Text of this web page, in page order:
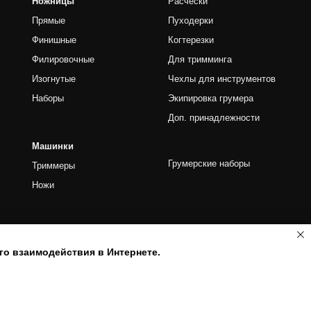
получаете
взаимодействия в Интернете.